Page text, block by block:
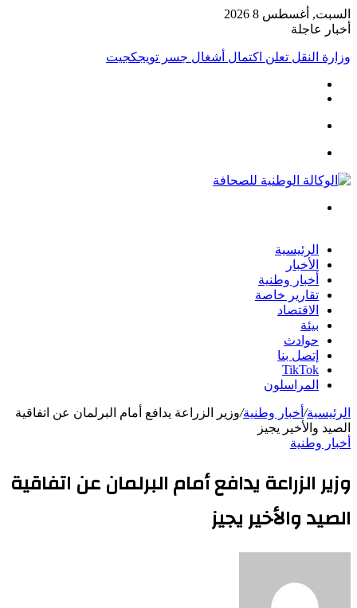
السبت, أغسطس 8 2026
أخبار عاجلة
وزارة النقل تعلن اكتمال أشغال جسر تويجكجيت
الرئيسية
الأخبار
أخبار وطنية
تقارير خاصة
الاقتصاد
بيئة
حوادث
إتصل بنا
TikTok
المراسلون
الرئيسية/ أخبار وطنية/وزير الزراعة يدافع أمام البرلمان عن اتفاقية
الصيد والأخير يجيز
أخبار وطنية
وزير الزراعة يدافع أمام البرلمان عن اتفاقية
الصيد والأخير يجيز